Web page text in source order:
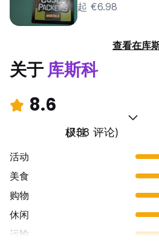
起 €6.98
查看在库
关于库斯科
8.6
极佳
(738 评论)
活动
美食
购物
休闲
运输